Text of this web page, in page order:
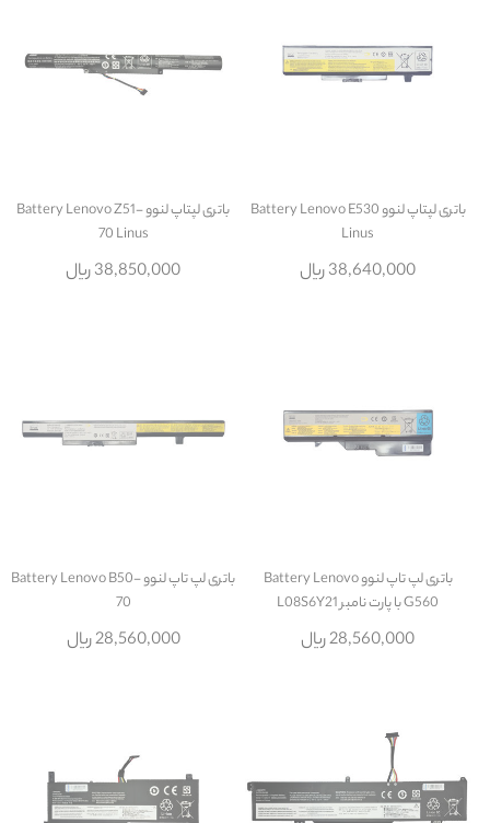
باتری لپتاپ لنوو Battery Lenovo E530
Linus
38,640,000 ریال
باتری لپتاپ لنوو Battery Lenovo Z51-
70 Linus
38,850,000 ریال
باتری لپ تاپ لنوو Battery Lenovo
G560 با پارت نامبر L08S6Y21
28,560,000 ریال
باتری لپ تاپ لنوو Battery Lenovo B50-
70
28,560,000 ریال